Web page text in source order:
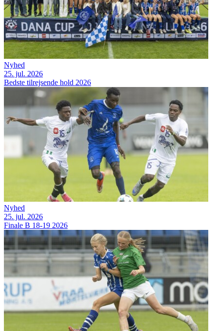
Nyhed
25. jul. 2026
Bedste tilrejsende hold 2026
Nyhed
25. jul. 2026
Finale B 18-19 2026